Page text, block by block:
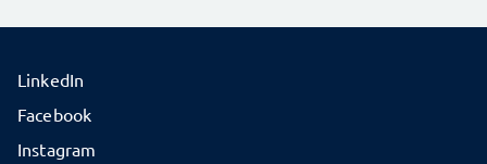
LinkedIn
Facebook
Instagram